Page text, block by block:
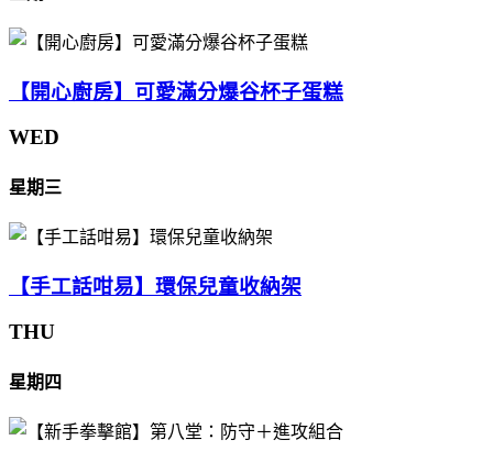
【開心廚房】可愛滿分爆谷杯子蛋糕
WED
星期三
【手工話咁易】環保兒童收納架
THU
星期四